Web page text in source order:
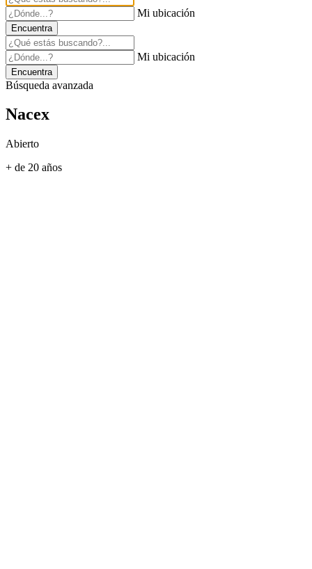
Mi ubicación
Encuentra
Mi ubicación
Encuentra
Búsqueda avanzada
Nacex
Abierto
+ de 20 años